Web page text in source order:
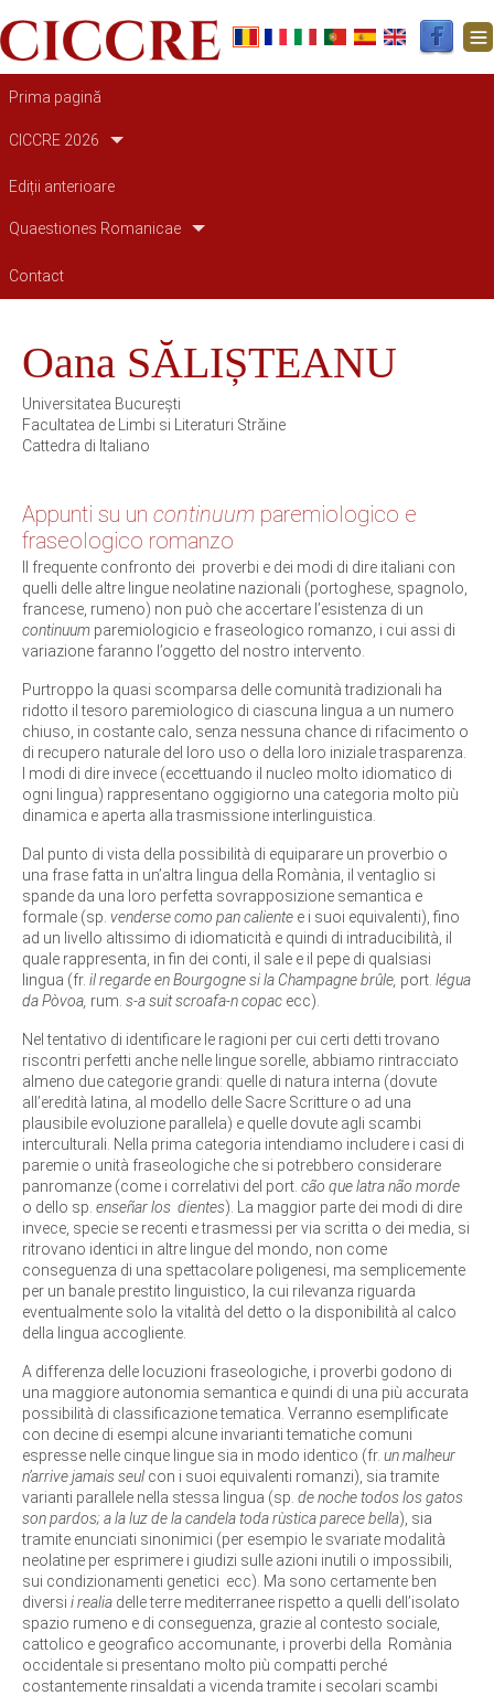
Main navigation
Prima pagină
CICCRE 2026
Ediții anterioare
Quaestiones Romanicae
Contact
Oana SĂLIȘTEANU
Universitatea București
Facultatea de Limbi si Literaturi Străine
Cattedra di Italiano
Appunti su un continuum paremiologico e
fraseologico romanzo
Il frequente confronto dei proverbi e dei modi di dire italiani con
quelli delle altre lingue neolatine nazionali (portoghese, spagnolo,
francese, rumeno) non può che accertare l’esistenza di un
continuum paremiologicio e fraseologico romanzo, i cui assi di
variazione faranno l’oggetto del nostro intervento.
Purtroppo la quasi scomparsa delle comunità tradizionali ha
ridotto il tesoro paremiologico di ciascuna lingua a un numero
chiuso, in costante calo, senza nessuna chance di rifacimento o
di recupero naturale del loro uso o della loro iniziale trasparenza.
I modi di dire invece (eccettuando il nucleo molto idiomatico di
ogni lingua) rappresentano oggigiorno una categoria molto più
dinamica e aperta alla trasmissione interlinguistica.
Dal punto di vista della possibilità di equiparare un proverbio o
una frase fatta in un’altra lingua della Romània, il ventaglio si
spande da una loro perfetta sovrapposizione semantica e
formale (sp. venderse como pan caliente e i suoi equivalenti), fino
ad un livello altissimo di idiomaticità e quindi di intraducibilità, il
quale rappresenta, in fin dei conti, il sale e il pepe di qualsiasi
lingua (fr. il regarde en Bourgogne si la Champagne brûle, port. légua
da Pòvoa, rum. s-a suit scroafa-n copac ecc).
Nel tentativo di identificare le ragioni per cui certi detti trovano
riscontri perfetti anche nelle lingue sorelle, abbiamo rintracciato
almeno due categorie grandi: quelle di natura interna (dovute
all’eredità latina, al modello delle Sacre Scritture o ad una
plausibile evoluzione parallela) e quelle dovute agli scambi
interculturali. Nella prima categoria intendiamo includere i casi di
paremie o unità fraseologiche che si potrebbero considerare
panromanze (come i correlativi del port. cão que latra não morde
o dello sp. enseñar los dientes). La maggior parte dei modi di dire
invece, specie se recenti e trasmessi per via scritta o dei media, si
ritrovano identici in altre lingue del mondo, non come
conseguenza di una spettacolare poligenesi, ma semplicemente
per un banale prestito linguistico, la cui rilevanza riguarda
eventualmente solo la vitalità del detto o la disponibilità al calco
della lingua accogliente.
A differenza delle locuzioni fraseologiche, i proverbi godono di
una maggiore autonomia semantica e quindi di una più accurata
possibilità di classificazione tematica. Verranno esemplificate
con decine di esempi alcune invarianti tematiche comuni
espresse nelle cinque lingue sia in modo identico (fr. un malheur
n’arrive jamais seul con i suoi equivalenti romanzi), sia tramite
varianti parallele nella stessa lingua (sp. de noche todos los gatos
son pardos; a la luz de la candela toda rùstica parece bella), sia
tramite enunciati sinonimici (per esempio le svariate modalità
neolatine per esprimere i giudizi sulle azioni inutili o impossibili,
sui condizionamenti genetici ecc). Ma sono certamente ben
diversi i realia delle terre mediterranee rispetto a quelli dell’isolato
spazio rumeno e di conseguenza, grazie al contesto sociale,
cattolico e geografico accomunante, i proverbi della Romània
occidentale si presentano molto più compatti perché
costantemente rinsaldati a vicenda tramite i secolari scambi